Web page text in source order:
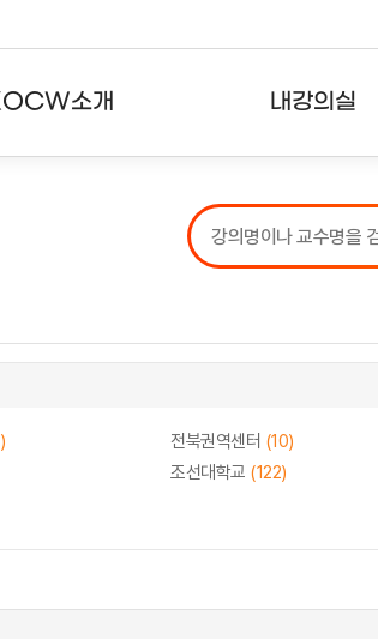
소개 내강의실
강의리스트
수강확인증강의
전북권역센터 (10)
조선대학교 (122)